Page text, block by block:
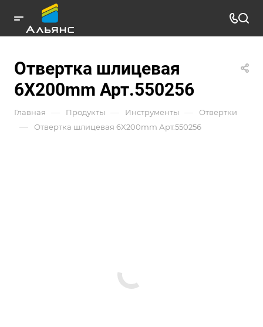
Отвертка шлицевая
6X200mm Арт.550256
Главная — Продукты — Инструменты — Отвертки
— Отвертка шлицевая 6X200mm Арт.550256